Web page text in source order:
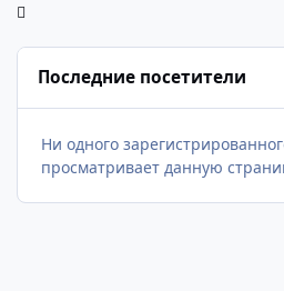
Последние посетители
Ни одного
просматривает данную